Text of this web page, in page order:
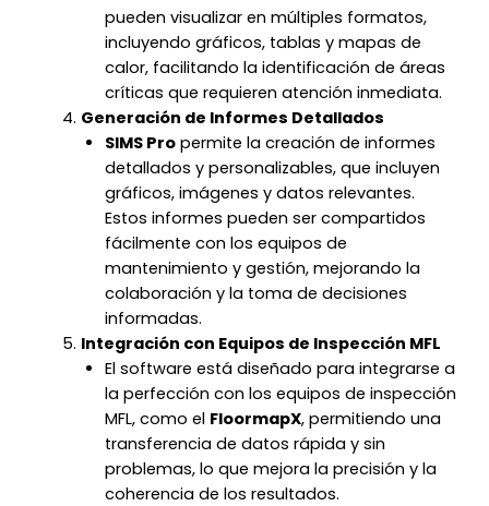
pueden visualizar en múltiples formatos,
incluyendo gráficos, tablas y mapas de
calor, facilitando la identificación de áreas
críticas que requieren atención inmediata.
Generación de Informes Detallados
SIMS Propermite la creación de informes
detallados y personalizables, que incluyen
gráficos, imágenes y datos relevantes.
Estos informes pueden ser compartidos
fácilmente con los equipos de
mantenimiento y gestión, mejorando la
colaboración y la toma de decisiones
informadas.
Integración con Equipos de Inspección MFL
El software está diseñado para integrarse a
la perfección con los equipos de inspección
MFL, como el FloormapX, permitiendo una
transferencia de datos rápida y sin
problemas, lo que mejora la precisión y la
coherencia de los resultados.